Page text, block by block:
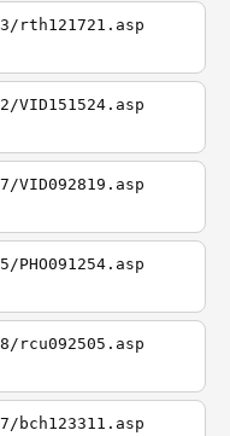
rth121721.asp
VID151524.asp
VID092819.asp
rcu092505.asp
bch123311.asp